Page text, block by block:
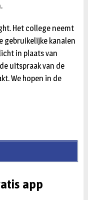
Het college neemt
gebruikelijke kanalen
in plaats van
uitspraak van de
We hopen in de
app